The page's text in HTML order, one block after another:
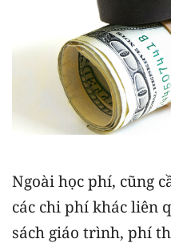
Ngoài học phí, cũng
các chi phí khác liên
sách giáo trình, phí